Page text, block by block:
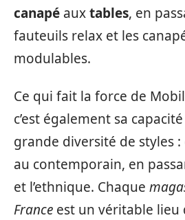
canapé auxtables, en
fauteuils relax et les
modulables.
Ce qui fait la force de
c’est également sa
grande diversité de styles
au contemporain, en
et l’ethnique. Chaque
France est un véritable lieu